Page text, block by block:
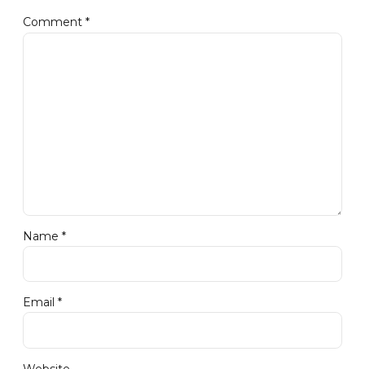
Comment *
Name *
Email *